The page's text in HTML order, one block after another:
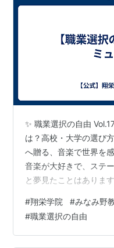
✨ 職業選択の自由
は？高校・大学の選び
へ贈る、音楽で世界を
音楽が大好きで、ステ
と夢見たことはありま
セージを届けるアーテ
ージシャンになるため
学の選び方まで中学3
#翔栄学院 #みなみ野
#職業選択の自由